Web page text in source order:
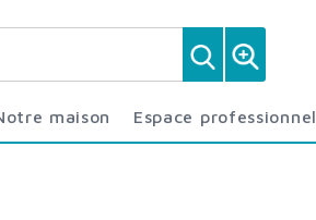
Notre maison Espace professionnel